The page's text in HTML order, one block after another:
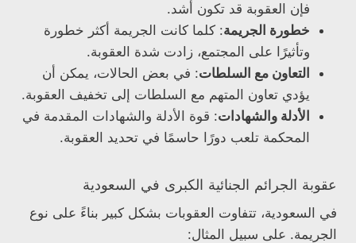
فإن العقوبة قد تكون أشد.
خطورة الجريمة: كلما كانت الجريمة أكثر خطورة
وتأثيرًا على المجتمع، زادت شدة العقوبة.
التعاون مع السلطات: في بعض الحالات، يمكن أن
يؤدي تعاون المتهم مع السلطات إلى تخفيف العقوبة.
الأدلة والشهادات: قوة الأدلة والشهادات المقدمة في
المحكمة تلعب دورًا حاسمًا في تحديد العقوبة.
عقوبة الجرائم الجنائية الكبرى في السعودية
في السعودية، تتفاوت العقوبات بشكل كبير بناءً على نوع
الجريمة. على سبيل المثال: